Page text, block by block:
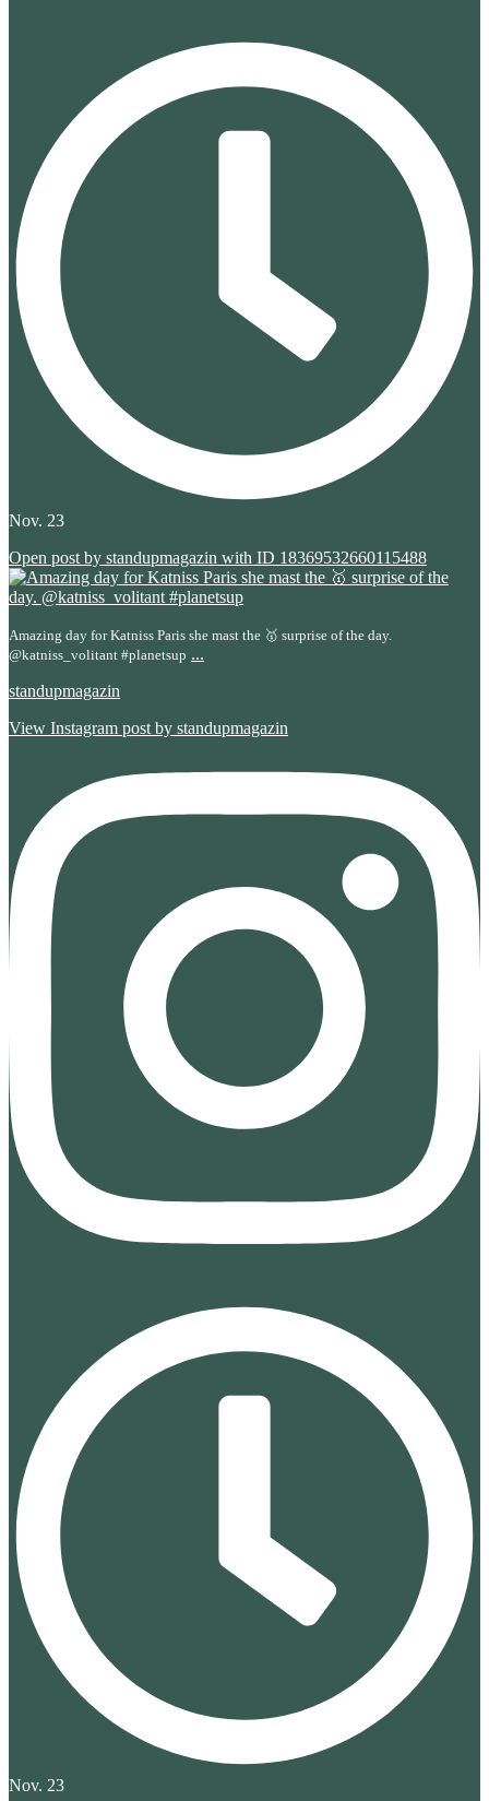
Nov. 23
Open post by standupmagazin with ID 18369532660115488
Amazing day for Katniss Paris she mast the 🥇 surprise of the day.
@katniss_volitant #planetsup ...
standupmagazin
View Instagram post by standupmagazin
Nov. 23